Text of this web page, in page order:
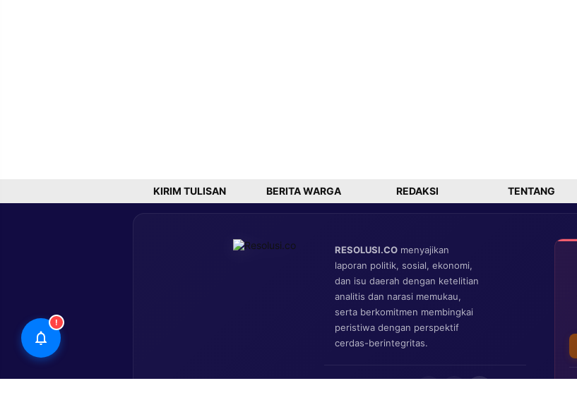
KIRIM TULISAN BERITA WARGA REDAKSI TENTANG
RESOLUSI.CO menyajikan
laporan politik, sosial, ekonomi,
dan isu daerah dengan ketelitian
analitis dan narasi memukau,
serta berkomitmen membingkai
peristiwa dengan perspektif
cerdas-berintegritas.
!